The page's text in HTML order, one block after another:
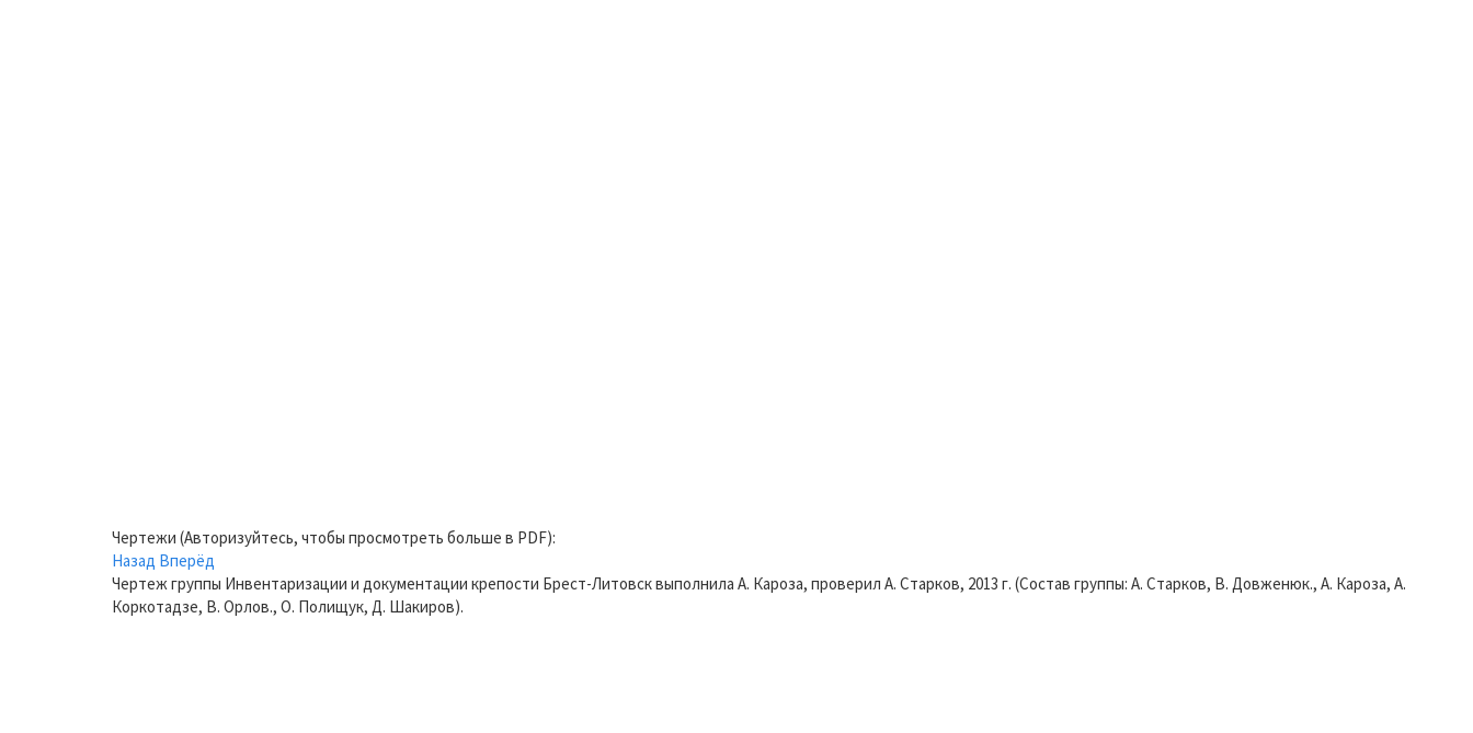
Чертежи (Авторизуйтесь, чтобы просмотреть больше в PDF):
Назад Вперёд
Чертеж группы Инвентаризации и документации крепости Брест-Литовск выполнила А. Кароза, проверил А. Старков, 2013 г. (Состав группы: А. Старков, В. Довженюк., А. Кароза, А.
Коркотадзе, В. Орлов., О. Полищук, Д. Шакиров).